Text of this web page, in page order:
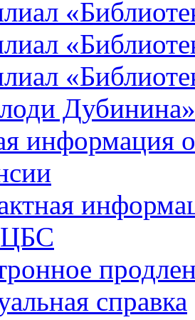
Дубинина»
информация
ЦБС
справка